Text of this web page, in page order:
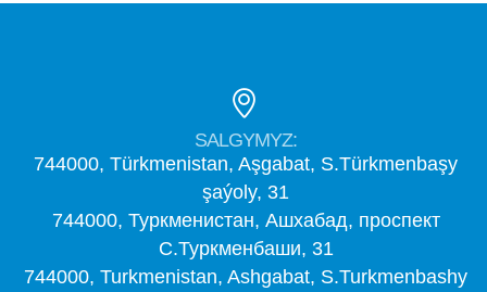
SALGYMYZ:
744000, Türkmenistan, Aşgabat, S.Türkmenbaşy
şaýoly, 31
744000, Туркменистан, Ашхабад, проспект
С.Туркменбаши, 31
744000, Turkmenistan, Ashgabat, S.Turkmenbashy